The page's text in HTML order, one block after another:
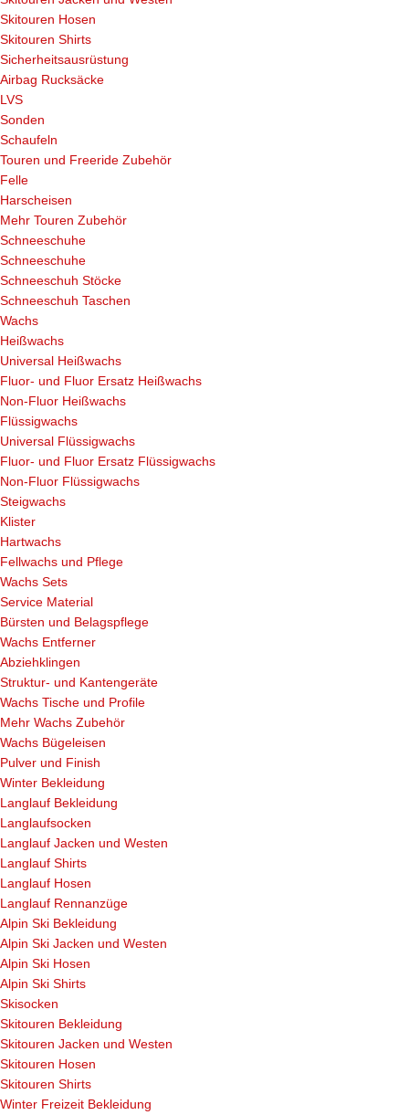
Skitouren Hosen
Skitouren Shirts
Sicherheitsausrüstung
Airbag Rucksäcke
LVS
Sonden
Schaufeln
Touren und Freeride Zubehör
Felle
Harscheisen
Mehr Touren Zubehör
Schneeschuhe
Schneeschuhe
Schneeschuh Stöcke
Schneeschuh Taschen
Wachs
Heißwachs
Universal Heißwachs
Fluor- und Fluor Ersatz Heißwachs
Non-Fluor Heißwachs
Flüssigwachs
Universal Flüssigwachs
Fluor- und Fluor Ersatz Flüssigwachs
Non-Fluor Flüssigwachs
Steigwachs
Klister
Hartwachs
Fellwachs und Pflege
Wachs Sets
Service Material
Bürsten und Belagspflege
Wachs Entferner
Abziehklingen
Struktur- und Kantengeräte
Wachs Tische und Profile
Mehr Wachs Zubehör
Wachs Bügeleisen
Pulver und Finish
Winter Bekleidung
Langlauf Bekleidung
Langlaufsocken
Langlauf Jacken und Westen
Langlauf Shirts
Langlauf Hosen
Langlauf Rennanzüge
Alpin Ski Bekleidung
Alpin Ski Jacken und Westen
Alpin Ski Hosen
Alpin Ski Shirts
Skisocken
Skitouren Bekleidung
Skitouren Jacken und Westen
Skitouren Hosen
Skitouren Shirts
Winter Freizeit Bekleidung